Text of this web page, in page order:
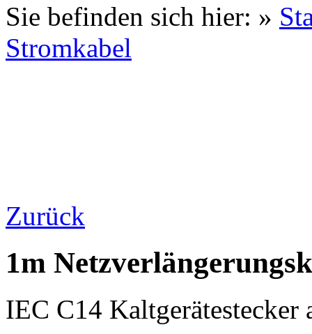
Sie befinden sich hier: »
Stromkabel
Zurück
1m
IEC C14 Kaltgerätestecker